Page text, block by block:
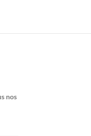
nos